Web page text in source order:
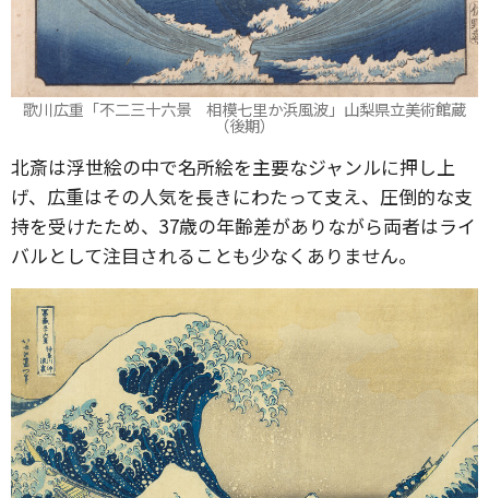
歌川広重「不二三十六景 相模七里か浜風波」山梨県立美術館蔵
（後期）
北斎は浮世絵の中で名所絵を主要なジャンルに押し上
げ、広重はその人気を長きにわたって支え、圧倒的な支
持を受けたため、37歳の年齢差がありながら両者はライ
バルとして注目されることも少なくありません。